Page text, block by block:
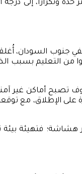
وتكرارًا، إلى درجة
فإن ما لا يقل عن 242 مليون طالب
تصبح أماكن
على الإطلاق، مع
هشاشة؛ فتهيئة